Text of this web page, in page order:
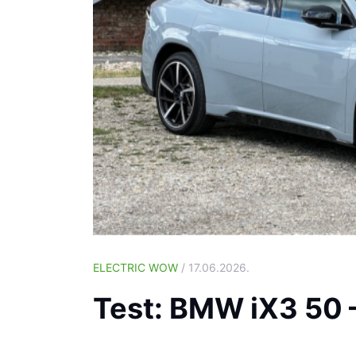
ELECTRIC WOW / 17.06.2026.
Test: BMW iX3 50